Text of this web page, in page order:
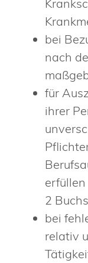
bei
nach
für
ihrer
2
bei
relativ